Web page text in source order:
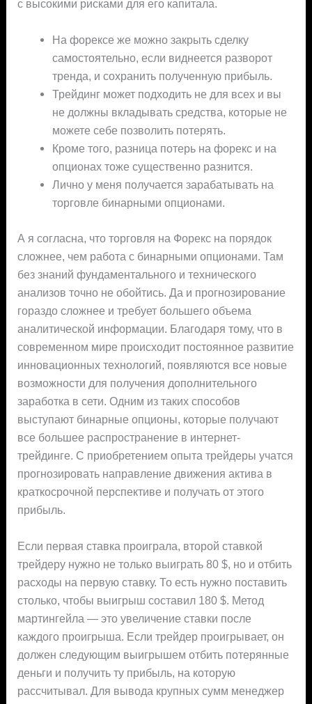
с высокими рисками для его капитала.
На форексе же можно закрыть сделку
самостоятельно, если виднеется разворот
тренда, и сохранить полученную прибыль.
Трейдинг может подходить не для всех и вы
не должны вкладывать средства, которые не
можете себе позволить потерять.
Кроме того, разница потерь на форекс и на
опционах тоже существенно разнится.
Лично у меня получается зарабатывать на
торговле бинарными опционами.
А я согласна, что торговля на Форекс на порядок
сложнее, чем работа с бинарными опционами. Там
без знаний фундаментального и технического
анализов точно не обойтись. Да и прогнозирование
гораздо сложнее и требует большего объема
аналитической информации. Благодаря тому, что в
современном мире происходит постоянное развитие
инновационных технологий, появляются все новые
возможности для получения дополнительного
заработка в сети. Одним из таких способов
выступают бинарные опционы, которые получают
все большее распространение в интернет-
трейдинге. С приобретением опыта трейдеры учатся
прогнозировать направление движения актива в
краткосрочной перспективе и получать от этого
прибыль.
Если первая ставка проиграла, второй ставкой
трейдеру нужно не только выиграть 80 $, но и отбить
расходы на первую ставку. То есть нужно поставить
столько, чтобы выигрыш составил 180 $. Метод
мартингейла — это увеличение ставки после
каждого проигрыша. Если трейдер проигрывает, он
должен следующим выигрышем отбить потерянные
деньги и получить ту прибыль, на которую
рассчитывал. Для вывода крупных сумм менеджер